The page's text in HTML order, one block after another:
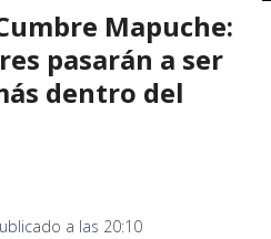
Mapuche:
pasarán a ser
dentro del
a las 20:10